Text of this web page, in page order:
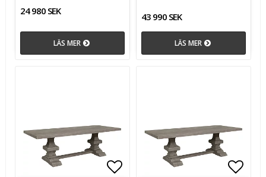
24 980 SEK
LÄS MER
43 990 SEK
LÄS MER